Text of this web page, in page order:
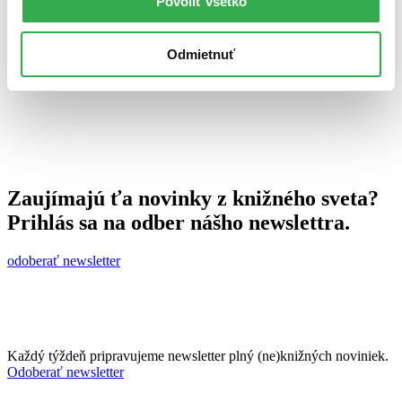
Odmietnuť
Zaujímajú ťa novinky z knižného sveta?
Prihlás sa na odber nášho newslettra.
odoberať newsletter
Každý týždeň pripravujeme newsletter plný (ne)knižných noviniek.
Odoberať newsletter